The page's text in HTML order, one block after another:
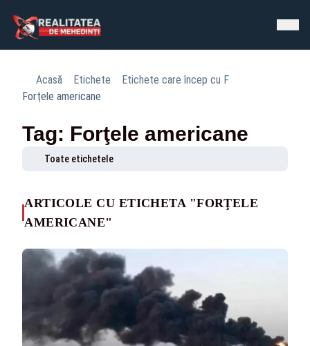
Acasă Etichete
Etichete care încep cu F
Forţele americane
Tag: Forţele americane
Toate etichetele
ARTICOLE CU ETICHETA "FORŢELE
AMERICANE"